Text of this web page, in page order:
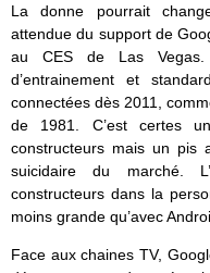
La donne pourrait
attendue du support de
au CES de Las
d’entrainement et
connectées dès 2011,
de 1981. C’est certes
constructeurs mais un pis
suicidaire du marché.
constructeurs dans la
moins grande qu’avec
Face aux chaines TV,